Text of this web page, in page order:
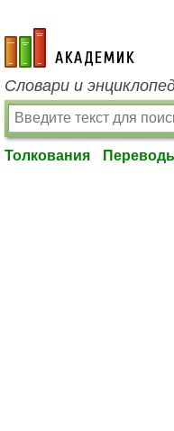
academic.ru
Словари и
Толкования